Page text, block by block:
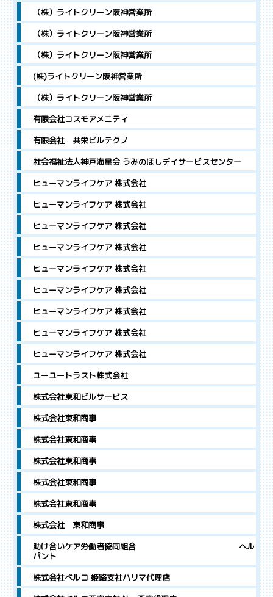
（株）ライトクリーン阪神営業所
（株）ライトクリーン阪神営業所
（株）ライトクリーン阪神営業所
(株)ライトクリーン阪神営業所
（株）ライトクリーン阪神営業所
有限会社コスモアメニティ
有限会社 共栄ビルテクノ
社会福祉法人神戸海星会 うみのほしデイサービスセンター
ヒューマンライフケア 株式会社
ヒューマンライフケア 株式会社
ヒューマンライフケア 株式会社
ヒューマンライフケア 株式会社
ヒューマンライフケア 株式会社
ヒューマンライフケア 株式会社
ヒューマンライフケア 株式会社
ヒューマンライフケア 株式会社
ヒューマンライフケア 株式会社
ユーユートラスト株式会社
株式会社東和ビルサービス
株式会社東和商事
株式会社東和商事
株式会社東和商事
株式会社東和商事
株式会社東和商事
株式会社 東和商事
助け合いケア労働者協同組合 ヘル
パント
株式会社ベルコ 姫路支社ハリマ代理店